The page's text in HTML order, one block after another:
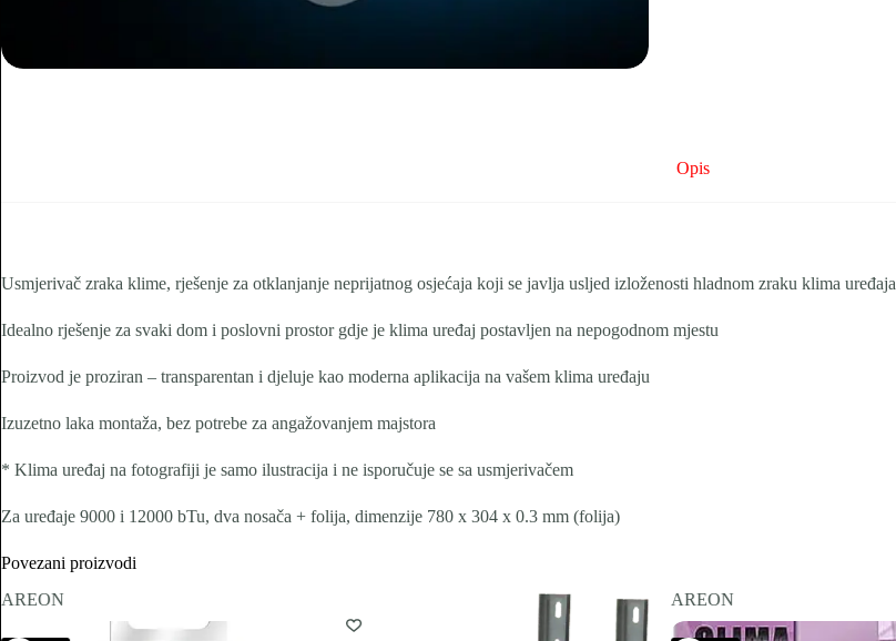
Opis
Usmjerivač zraka klime, rješenje za otklanjanje neprijatnog osjećaja koji se javlja usljed izloženosti hladnom zraku klima uređaja
Idealno rješenje za svaki dom i poslovni prostor gdje je klima uređaj postavljen na nepogodnom mjestu
Proizvod je proziran – transparentan i djeluje kao moderna aplikacija na vašem klima uređaju
Izuzetno laka montaža, bez potrebe za angažovanjem majstora
* Klima uređaj na fotografiji je samo ilustracija i ne isporučuje se sa usmjerivačem
Za uređaje 9000 i 12000 bTu, dva nosača + folija, dimenzije 780 x 304 x 0.3 mm (folija)
Povezani proizvodi
AREON
AREON